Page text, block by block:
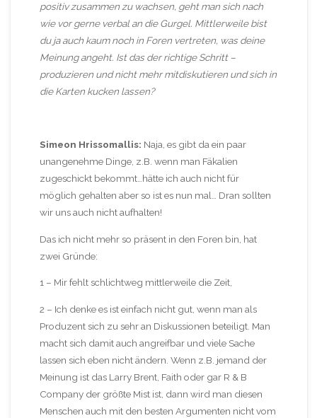
positiv zusammen zu wachsen, geht man sich nach
wie vor gerne verbal an die Gurgel. Mittlerweile bist
du ja auch kaum noch in Foren vertreten, was deine
Meinung angeht. Ist das der richtige Schritt –
produzieren und nicht mehr mitdiskutieren und sich in
die Karten kucken lassen?
Simeon Hrissomallis: Naja, es gibt da ein paar
unangenehme Dinge, z.B. wenn man Fäkalien
zugeschickt bekommt…hätte ich auch nicht für
möglich gehalten aber so ist es nun mal… Dran sollten
wir uns auch nicht aufhalten!
Das ich nicht mehr so präsent in den Foren bin, hat
zwei Gründe:
1 – Mir fehlt schlichtweg mittlerweile die Zeit,
2 – Ich denke es ist einfach nicht gut, wenn man als
Produzent sich zu sehr an Diskussionen beteiligt. Man
macht sich damit auch angreifbar und viele Sache
lassen sich eben nicht ändern. Wenn z.B. jemand der
Meinung ist das Larry Brent, Faith oder gar R & B
Company der größte Mist ist, dann wird man diesen
Menschen auch mit den besten Argumenten nicht vom